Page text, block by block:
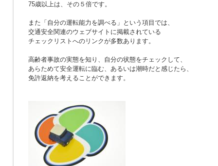
75歳以上は、その５倍です。
また「自分の運転能力を調べる」という項目では、
交通安全関連のウェブサイトに掲載されている
チェックリストへのリンクが多数あります。
高齢者事故の実態を知り、自分の状態をチェックして、
あらためて安全運転に臨む、あるいは潮時だと感じたら、
免許返納を考えることができます。